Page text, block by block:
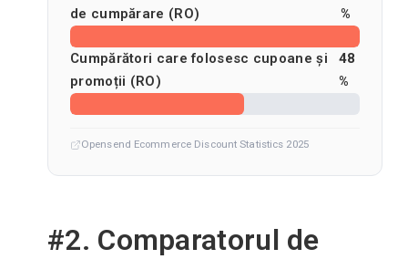
de cumpărare (RO)
%
Cumpărători care folosesc cupoane și
promoții (RO)
48
%
Opensend Ecommerce Discount Statistics 2025
#2. Comparatorul de